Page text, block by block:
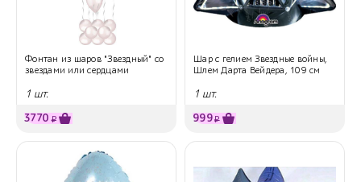
Фонтан из шаров "Звездный" со
звездами или сердцами
1 шт.
3770 ₽
Шар с гелием Звездные войны,
Шлем Дарта Вейдера, 109 см
1 шт.
999₽